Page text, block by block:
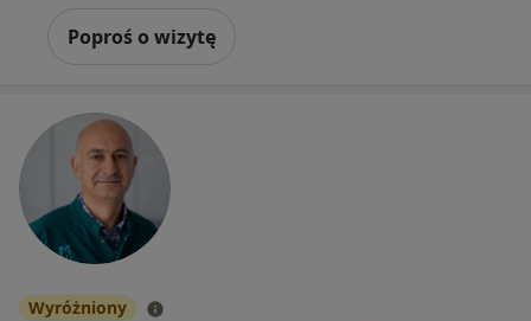
Poproś o wizytę
Wyróżniony